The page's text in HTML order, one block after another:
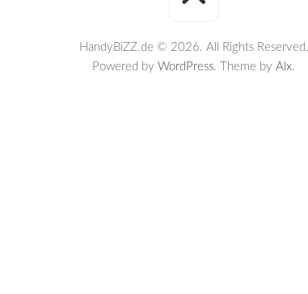
HandyBiZZ.de © 2026. All Rights Reserved.
Powered by WordPress. Theme by Alx.